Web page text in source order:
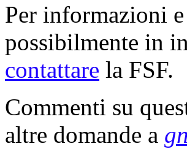
Per informazioni
possibilmente in
contattare la FSF.
Commenti su
altre domande a